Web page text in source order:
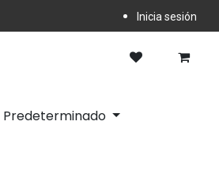
Inicia sesión
Predeterminado